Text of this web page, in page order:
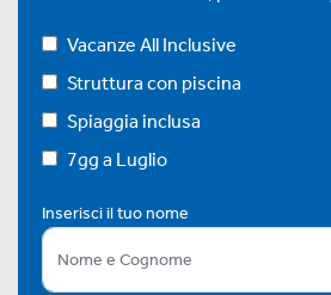
Vacanze All Inclusive
Struttura con piscina
Spiaggia inclusa
7gg a Luglio
Inserisci il tuo nome